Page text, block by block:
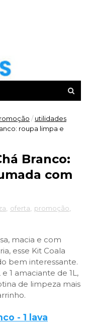
/ utilidades
roupa limpa e
Branco:
com
oferta promoção
macia e com
esse Kit Coala
bem interessante.
1 amaciante de 1L,
de limpeza mais
- 1 lava